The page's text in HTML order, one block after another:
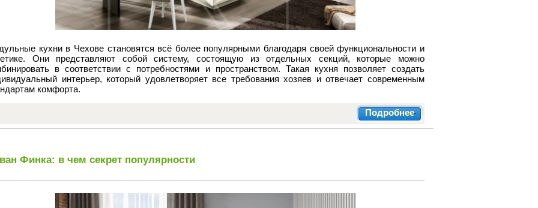
кухни в Чехове становятся всё более популярными благодаря своей функциональности и
Они представляют собой систему, состоящую из отдельных секций, которые можно
в соответствии с потребностями и пространством. Такая кухня позволяет создать
интерьер, который удовлетворяет все требования хозяев и отвечает современным
комфорта.
Подробнее
Финка: в чем секрет популярности